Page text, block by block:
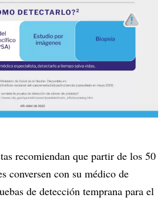
recomiendan que partir de los 50
conversen con su médico de
de detección temprana para el